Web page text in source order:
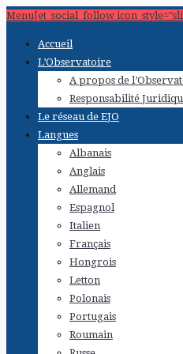
Menu[et_social_follow
Accueil
L’Observatoire
A propos de
Responsabilité
Le réseau de EJO
Langues
Albanais
Anglais
Allemand
Espagnol
Italien
Français
Hongrois
Letton
Polonais
Portugais
Roumain